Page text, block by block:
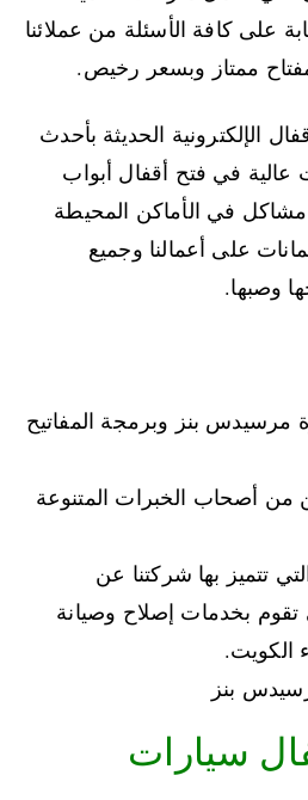
على كافة الأسئلة من عملائنا
ممتاز وبسعر رخيص.
الإلكترونية الحديثة بأحدث
عالية في فتح أقفال أبواب
في الأماكن المحيطة
على أعمالنا وجميع
وصبها.
مرسيدس بنز وبرمجة المفاتيح
من أصحاب الخبرات المتنوعة
تتميز بها شركتنا عن
تقوم بخدمات إصلاح وصيانة
الكويت.
بنز
سيارات